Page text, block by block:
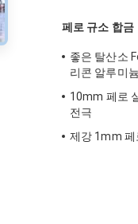
페로 규소 합금
좋은 탈산소
리콘 알루미
10mm 페로
전극
제강 1mm 페